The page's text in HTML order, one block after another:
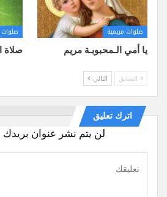
صلوات مريمية
يا أمي الـمحبوبـة مريم
صلوات
صلاة
السابق التالي
اترك تعليق
لن يتم نشر عنوان بريدك